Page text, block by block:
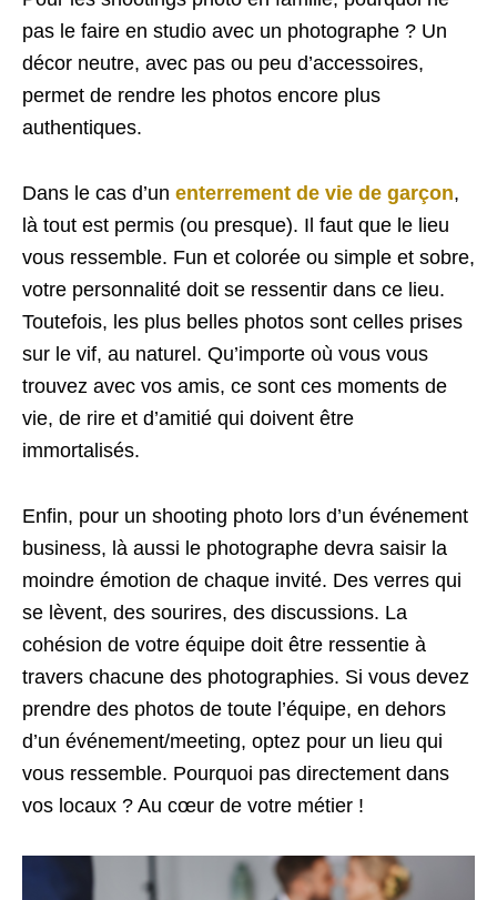
pas le faire en studio avec un photographe ? Un
décor neutre, avec pas ou peu d’accessoires,
permet de rendre les photos encore plus
authentiques.
Dans le cas d’un enterrement de vie de garçon,
là tout est permis (ou presque). Il faut que le lieu
vous ressemble. Fun et colorée ou simple et sobre,
votre personnalité doit se ressentir dans ce lieu.
Toutefois, les plus belles photos sont celles prises
sur le vif, au naturel. Qu’importe où vous vous
trouvez avec vos amis, ce sont ces moments de
vie, de rire et d’amitié qui doivent être
immortalisés.
Enfin, pour un shooting photo lors d’un événement
business, là aussi le photographe devra saisir la
moindre émotion de chaque invité. Des verres qui
se lèvent, des sourires, des discussions. La
cohésion de votre équipe doit être ressentie à
travers chacune des photographies. Si vous devez
prendre des photos de toute l’équipe, en dehors
d’un événement/meeting, optez pour un lieu qui
vous ressemble. Pourquoi pas directement dans
vos locaux ? Au cœur de votre métier !